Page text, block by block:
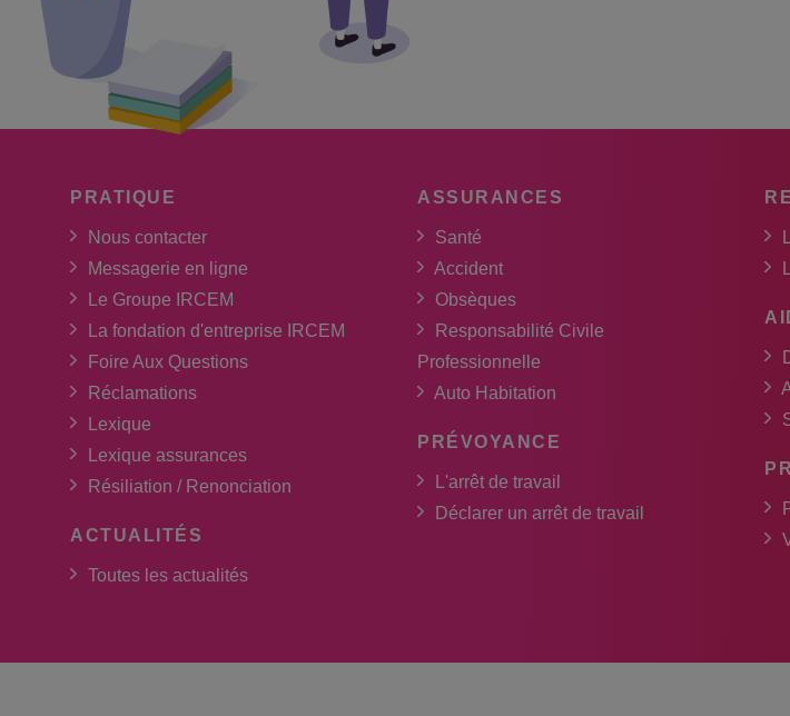
PRATIQUE
Nous contacter
Messagerie en ligne
Le Groupe IRCEM
La fondation d'entreprise IRCEM
Foire Aux Questions
Réclamations
Lexique
Lexique assurances
Résiliation / Renonciation
ACTUALITÉS
Toutes les actualités
ASSURANCES
Santé
Accident
Obsèques
Responsabilité Civile
Professionnelle
Auto Habitation
PRÉVOYANCE
L'arrêt de travail
Déclarer un arrêt de travail